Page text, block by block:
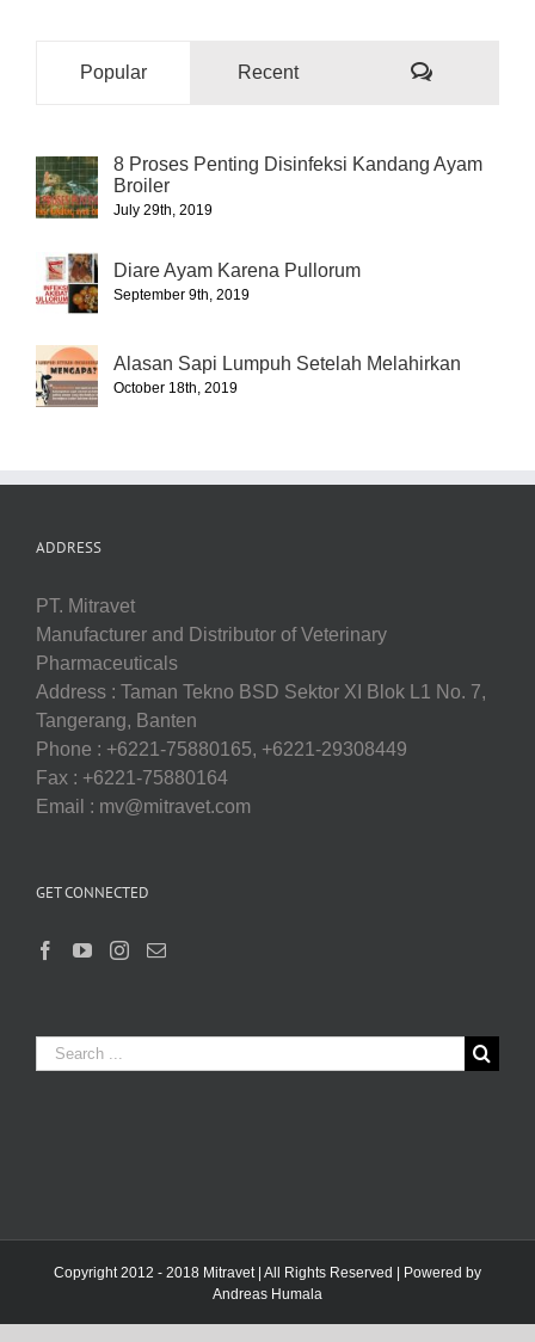
Popular Recent Comments
8 Proses Penting Disinfeksi Kandang Ayam
Broiler
July 29th, 2019
Diare Ayam Karena Pullorum
September 9th, 2019
Alasan Sapi Lumpuh Setelah Melahirkan
October 18th, 2019
ADDRESS
PT. Mitravet
Manufacturer and Distributor of Veterinary
Pharmaceuticals
Address : Taman Tekno BSD Sektor XI Blok L1 No. 7,
Tangerang, Banten
Phone : +6221-75880165, +6221-29308449
Fax : +6221-75880164
Email : mv@mitravet.com
GET CONNECTED
Search
Copyright 2012 - 2018 Mitravet | All Rights Reserved | Powered by
Andreas Humala